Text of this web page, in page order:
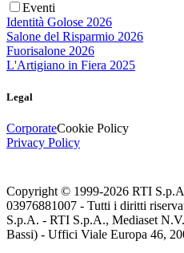
Eventi
Identità Golose 2026
Salone del Risparmio 2026
Fuorisalone 2026
L'Artigiano in Fiera 2025
Legal
CorporateCookie Policy
Privacy Policy
Copyright © 1999-2026 RTI
03976881007 - Tutti i diritti
S.p.A. - RTI S.p.A., Mediaset
Bassi) - Uffici Viale Europa 46,